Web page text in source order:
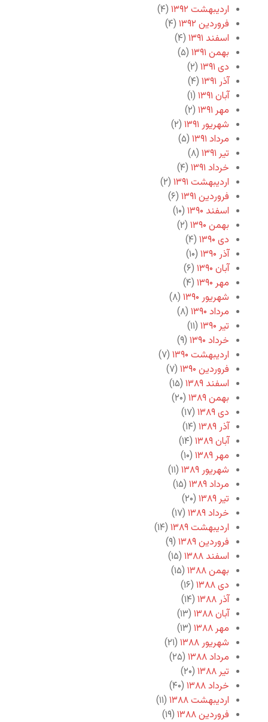
اردیبهشت ۱۳۹۲
(۴)
فروردین ۱۳۹۲
(۴)
اسفند ۱۳۹۱
(۴)
بهمن ۱۳۹۱
(۵)
دی ۱۳۹۱
(۲)
آذر ۱۳۹۱
(۴)
آبان ۱۳۹۱
(۱)
مهر ۱۳۹۱
(۲)
شهریور ۱۳۹۱
(۲)
مرداد ۱۳۹۱
(۵)
تیر ۱۳۹۱
(۸)
خرداد ۱۳۹۱
(۴)
اردیبهشت ۱۳۹۱
(۲)
فروردین ۱۳۹۱
(۶)
اسفند ۱۳۹۰
(۱۰)
بهمن ۱۳۹۰
(۲)
دی ۱۳۹۰
(۴)
آذر ۱۳۹۰
(۱۰)
آبان ۱۳۹۰
(۶)
مهر ۱۳۹۰
(۴)
شهریور ۱۳۹۰
(۸)
مرداد ۱۳۹۰
(۸)
تیر ۱۳۹۰
(۱۱)
خرداد ۱۳۹۰
(۹)
اردیبهشت ۱۳۹۰
(۷)
فروردین ۱۳۹۰
(۷)
اسفند ۱۳۸۹
(۱۵)
بهمن ۱۳۸۹
(۲۰)
دی ۱۳۸۹
(۱۷)
آذر ۱۳۸۹
(۱۴)
آبان ۱۳۸۹
(۱۴)
مهر ۱۳۸۹
(۱۰)
شهریور ۱۳۸۹
(۱۱)
مرداد ۱۳۸۹
(۱۵)
تیر ۱۳۸۹
(۲۰)
خرداد ۱۳۸۹
(۱۷)
اردیبهشت ۱۳۸۹
(۱۴)
فروردین ۱۳۸۹
(۹)
اسفند ۱۳۸۸
(۱۵)
بهمن ۱۳۸۸
(۱۵)
دی ۱۳۸۸
(۱۶)
آذر ۱۳۸۸
(۱۴)
آبان ۱۳۸۸
(۱۳)
مهر ۱۳۸۸
(۱۳)
شهریور ۱۳۸۸
(۲۱)
مرداد ۱۳۸۸
(۲۵)
تیر ۱۳۸۸
(۲۰)
خرداد ۱۳۸۸
(۴۰)
اردیبهشت ۱۳۸۸
(۱۱)
فروردین ۱۳۸۸
(۱۹)